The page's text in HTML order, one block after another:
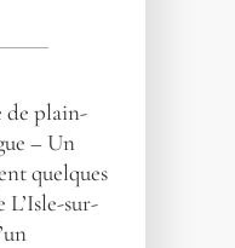
de plain-
– Un
quelques
sur-